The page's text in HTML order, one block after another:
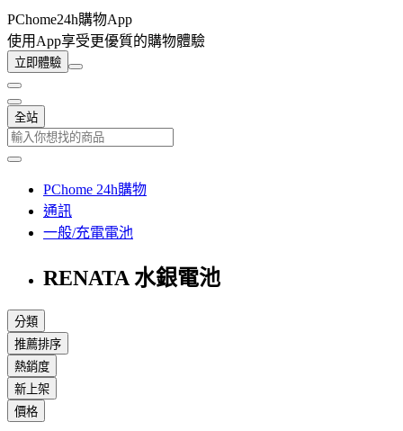
PChome24h購物App
使用App享受更優質的購物體驗
立即體驗
全站
PChome 24h購物
通訊
一般/充電電池
RENATA 水銀電池
分類
推薦排序
熱銷度
新上架
價格